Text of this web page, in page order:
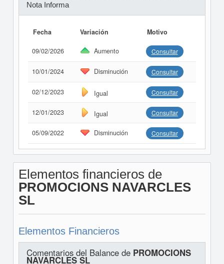
Nota Informa
Fecha Variación Motivo
09/02/2026 Aumento Consultar
10/01/2024 Disminución Consultar
02/12/2023 Igual Consultar
12/01/2023 Igual Consultar
05/09/2022 Disminución Consultar
Elementos financieros de
PROMOCIONS NAVARCLES
SL
Elementos Financieros
Comentarios del Balance de PROMOCIONS
NAVARCLES SL